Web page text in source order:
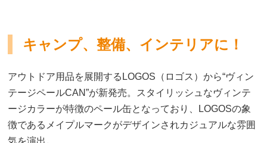
キャンプ、整備、インテリアに！
アウトドア用品を展開するLOGOS（ロゴス）から“ヴィン
テージペールCAN”が新発売。スタイリッシュなヴィンテ
ージカラーが特徴のペール缶となっており、LOGOSの象
徴であるメイプルマークがデザインされカジュアルな雰囲
気を演出。